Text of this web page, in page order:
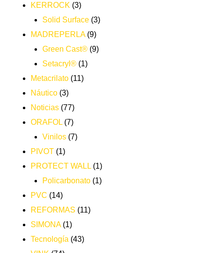
KERROCK (3)
Solid Surface (3)
MADREPERLA(9)
Green Cast® (9)
Setacryl® (1)
Metacrilato (11)
Náutico (3)
Noticias (77)
ORAFOL (7)
Vinilos (7)
PIVOT (1)
PROTECT WALL (1)
Policarbonato (1)
PVC (14)
REFORMAS (11)
SIMONA(1)
Tecnología (43)